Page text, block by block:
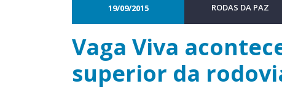
19/09/2015 RODAS DA PAZ
Vaga Viva
superior da